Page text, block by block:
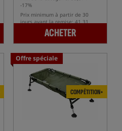
-17%
Prix minimum à partir de 30
jours avant la remise: 41.31
ACHETER
Offre spéciale
COMPÉTITION+